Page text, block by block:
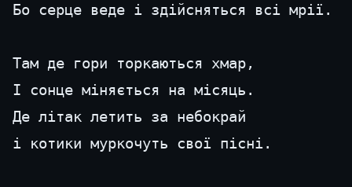
Бо серце веде і здійсняться всі мрії.
Там де гори торкаються хмар,
І сонце міняється на місяць.
Де літак летить за небокрай
і котики муркочуть свої пісні.